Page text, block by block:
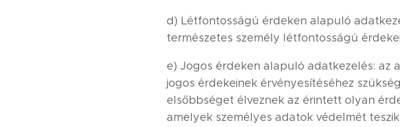
d) Létfontosságú érdeken alapuló
természetes személy létfontosságú
e) Jogos érdeken alapuló adatkezelés: az
jogos érdekeinek érvényesítéséhez
elsőbbséget élveznek az érintett olyan
amelyek személyes adatok védelmét